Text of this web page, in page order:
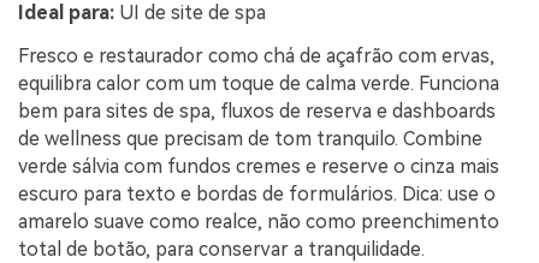
Ideal para: UI de site de spa
Fresco e restaurador como chá de açafrão com ervas,
equilibra calor com um toque de calma verde. Funciona
bem para sites de spa, fluxos de reserva e dashboards
de wellness que precisam de tom tranquilo. Combine
verde sálvia com fundos cremes e reserve o cinza mais
escuro para texto e bordas de formulários. Dica: use o
amarelo suave como realce, não como preenchimento
total de botão, para conservar a tranquilidade.